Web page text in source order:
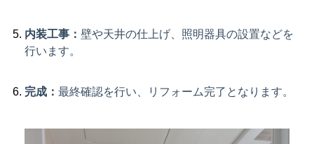
内装工事： 壁や天井の仕上げ、照明器具の設置などを
行います。
完成： 最終確認を行い、リフォーム完了となります。